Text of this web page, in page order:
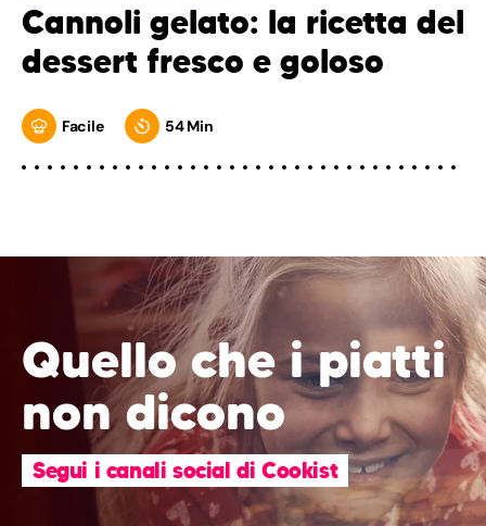
Cannoli gelato: la ricetta del
dessert fresco e goloso
Facile 54 Min
Quello che i piatti
non dicono
Segui i canali social di Cookist